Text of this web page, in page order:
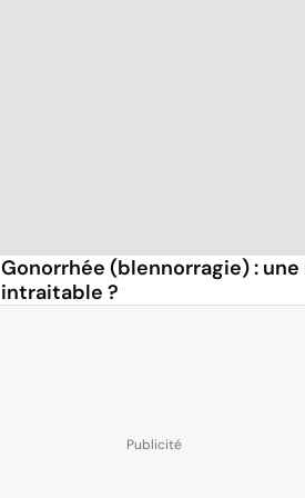
Gonorrhée (blennorragie) :
intraitable ?